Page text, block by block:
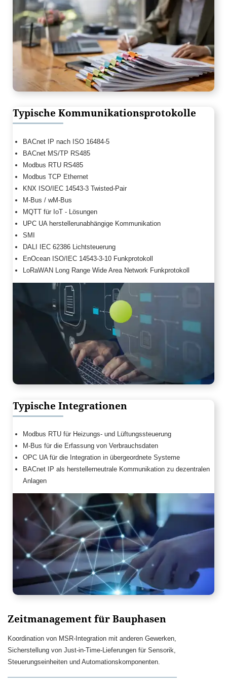
Typische Kommunikationsprotokolle
BACnet IP nach ISO 16484-5
BACnet MS/TP RS485
Modbus RTU RS485
Modbus TCP Ethernet
KNX ISO/IEC 14543-3 Twisted-Pair
M-Bus / wM-Bus
MQTT für IoT - Lösungen
UPC UA herstellerunabhängige Kommunikation
SMI
DALI IEC 62386 Lichtsteuerung
EnOcean ISO/IEC 14543-3-10 Funkprotokoll
LoRaWAN Long Range Wide Area Network Funkprotokoll
Typische Integrationen
Modbus RTU für Heizungs- und Lüftungssteuerung
M-Bus für die Erfassung von Verbrauchsdaten
OPC UA für die Integration in übergeordnete Systeme
BACnet IP als herstellerneutrale Kommunikation zu dezentralen
Anlagen
Zeitmanagement für Bauphasen
Koordination von MSR-Integration mit anderen Gewerken,
Sicherstellung von Just-in-Time-Lieferungen für Sensorik,
Steuerungseinheiten und Automationskomponenten.